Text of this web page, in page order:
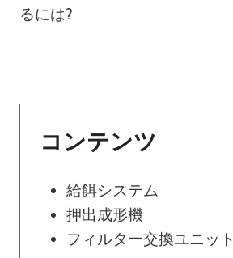
ナ
ゲ
ー
るには?
コンテンツ
給餌システム
押出成形機
フィルター交換ユニット